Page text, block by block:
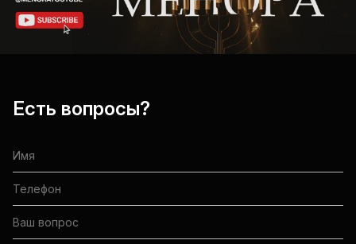
Есть вопросы?